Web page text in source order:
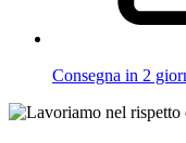
Consegna in 2